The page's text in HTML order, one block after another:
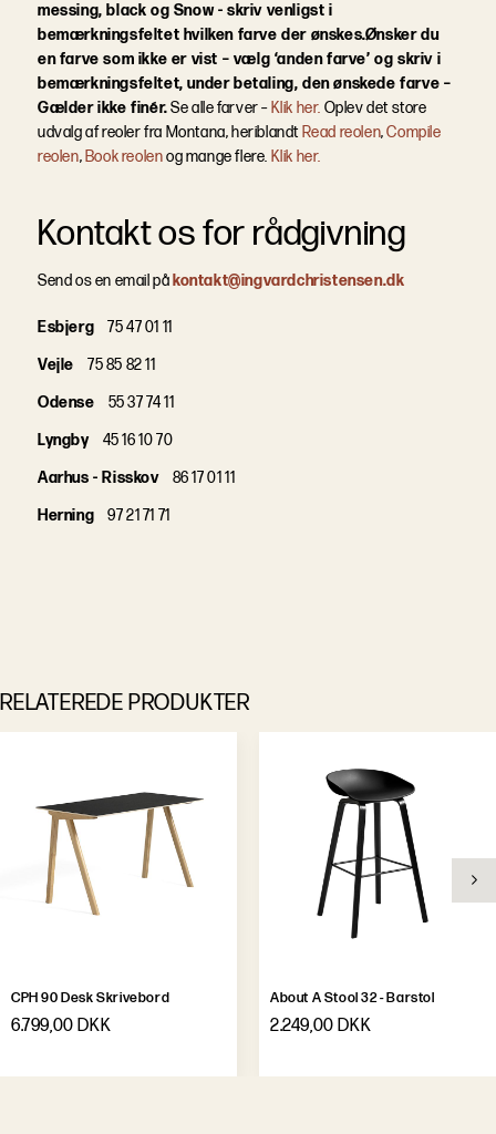
messing, black og Snow - skriv venligst i
bemærkningsfeltet hvilken farve der ønskes.Ønsker du
en farve som ikke er vist – vælg ‘anden farve’ og skriv i
bemærkningsfeltet, under betaling, den ønskede farve –
Gælder ikke finér.Se alle farver – Klik her. Oplev det store
udvalg af reoler fra Montana, heriblandt Read reolen,Compile
reolen, Book reolenog mange flere. Klik her.
Kontakt os for rådgivning
Send os en email på kontakt@ingvardchristensen.dk
Esbjerg
75 47 01 11
Vejle
75 85 82 11
Odense
55 37 74 11
Lyngby
45 16 10 70
Aarhus - Risskov
86 17 01 11
Herning
97 21 71 71
RELATEREDE PRODUKTER
CPH 90 Desk Skrivebord
6.799,00 DKK
About A Stool 32 - Barstol
2.249,00 DKK